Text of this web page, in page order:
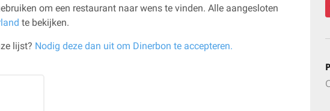
om een restaurant naar wens te vinden. Alle aangesloten
te bekijken.
lijst? Nodig deze dan uit om Dinerbon te accepteren.